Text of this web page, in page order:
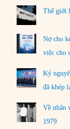
Thế giới
Nợ cho
việc cho
Kỷ
đã khép
Về nhân
1979